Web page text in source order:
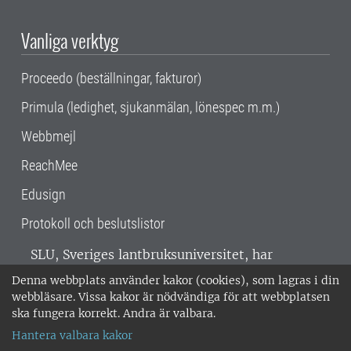
Denna webbplats använder kakor (cookies), som lagras i din
webbläsare. Vissa kakor är nödvändiga för att webbplatsen
ska fungera korrekt. Andra är valbara.
Hantera valbara kakor
Vanliga verktyg
Proceedo (beställningar, fakturor)
Primula (ledighet, sjukanmälan, lönespec m.m.)
Webbmejl
ReachMee
Edusign
Protokoll och beslutslistor
SLU, Sveriges lantbruksuniversitet, har
verksamhet över hela Sverige. Huvudorter är
Alnarp, Uppsala och Umeå.SLU är
miljöcertifierat enligt ISO 14001. •
018-67 10 00 • Org nr: 202100-2817 •